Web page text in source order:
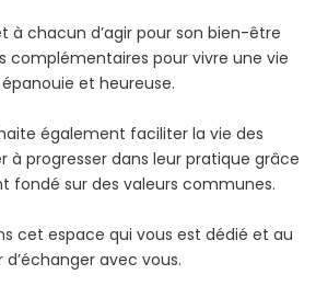
à chacun d’agir pour son bien-être
complémentaires pour vivre une vie
et heureuse.
également faciliter la vie des
à progresser dans leur pratique grâce
fondé sur des valeurs communes.
cet espace qui vous est dédié et au
d’échanger avec vous.